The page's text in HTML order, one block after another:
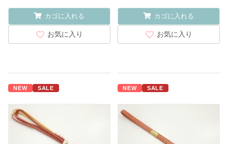
カゴに入れる
お気に入り
カゴに入れる
お気に入り
NEW SALE NEW SALE